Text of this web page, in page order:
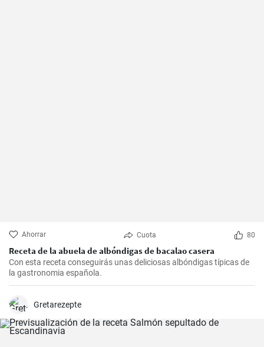
Ahorrar Cuota 80
Receta de la abuela de albóndigas de bacalao casera
Con esta receta conseguirás unas deliciosas albóndigas típicas de
la gastronomia española.
Gretarezepte